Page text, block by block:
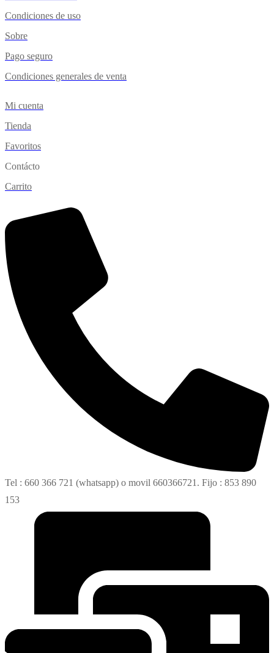
Condiciones de uso
Sobre
Pago seguro
Condiciones generales de venta
Mi cuenta
Tienda
Favoritos
Contácto
Carrito
Tel : 660 366 721 (whatsapp) o movil 660366721. Fijo : 853 890
153